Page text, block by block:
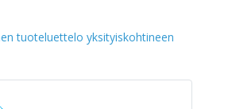
tuoteluettelo yksityiskohtineen